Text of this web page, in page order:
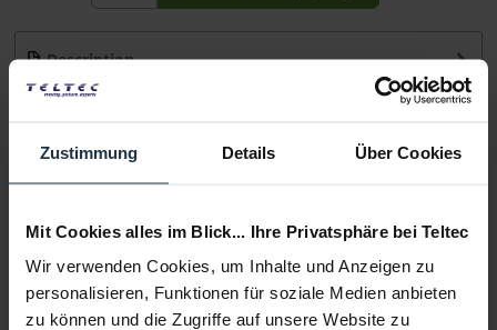
Zustimmung Details Über Cookies
Mit Cookies alles im Blick... Ihre Privatsphäre bei Teltec
Wir verwenden Cookies, um Inhalte und Anzeigen zu
personalisieren, Funktionen für soziale Medien anbieten
zu können und die Zugriffe auf unsere Website zu
Description
für Computertastaturen bis 10kg, passend für TSS
Media
Manufacturer & Product Safety Information